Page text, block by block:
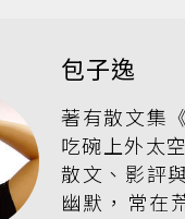
包子逸
著有散文集
吃碗上外太
散文、影評
幽默，常在